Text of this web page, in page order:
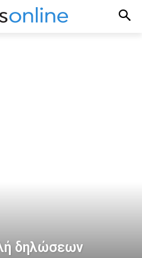
δηλώσεων